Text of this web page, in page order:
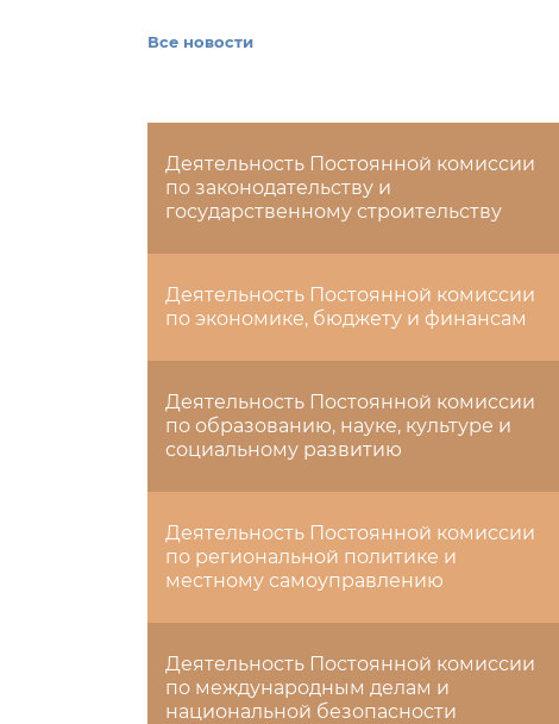
Все новости
Деятельность Постоянной комиссии
по законодательству и
государственному строительству
Деятельность Постоянной комиссии
по экономике, бюджету и финансам
Деятельность Постоянной комиссии
по образованию, науке, культуре и
социальному развитию
Деятельность Постоянной комиссии
по региональной политике и
местному самоуправлению
Деятельность Постоянной комиссии
по международным делам и
национальной безопасности